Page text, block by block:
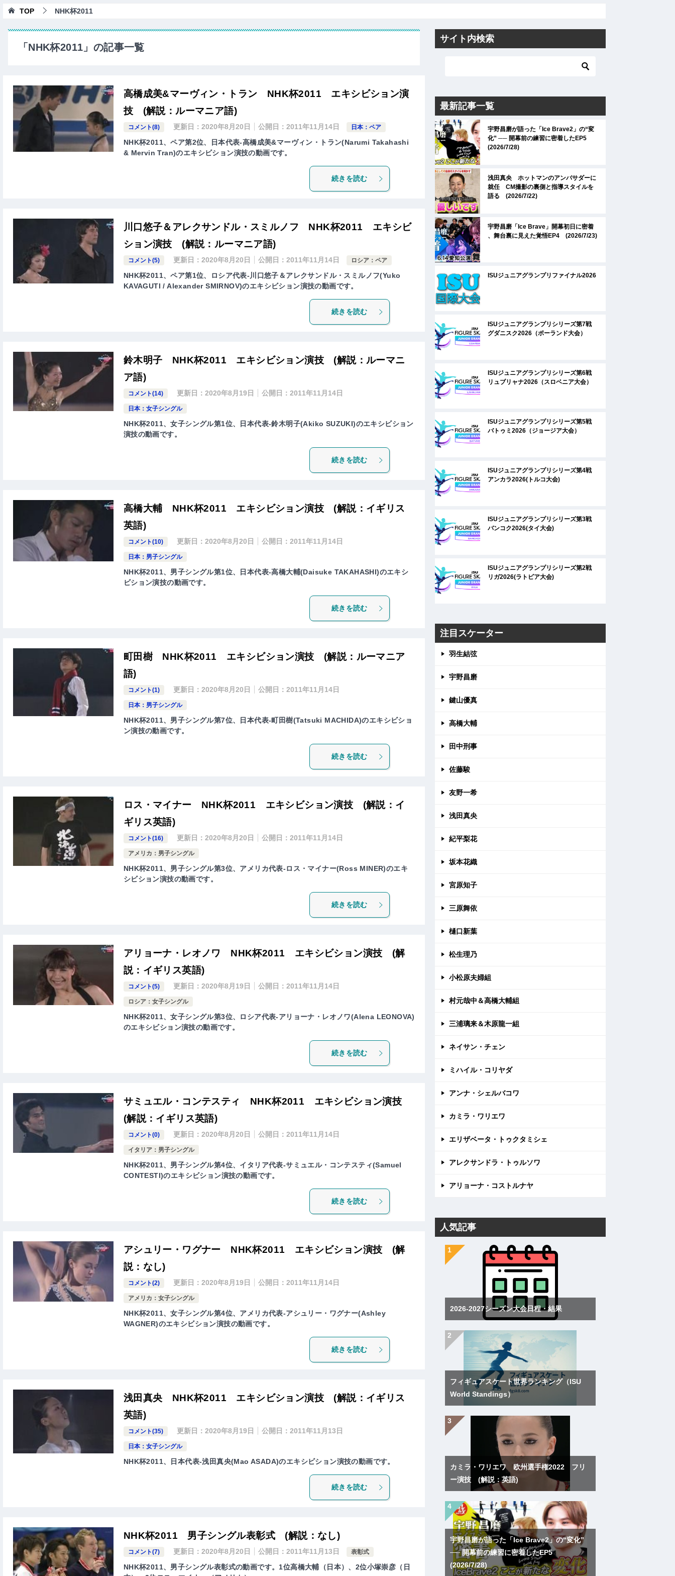
TOP NHK杯2011
「NHK杯2011」の記事一覧
高橋成美&マーヴィン・トラン NHK杯2011 エキシビション演
技 (解説：ルーマニア語)
コメント(8) 更新日：2020年8月20日 公開日：2011年11月14日 日本：ペア
NHK杯2011、ペア第2位、日本代表-高橋成美&マーヴィン・トラン(Narumi Takahashi
& Mervin Tran)のエキシビション演技の動画です。
続きを読む
川口悠子＆アレクサンドル・スミルノフ NHK杯2011 エキシビ
ション演技 (解説：ルーマニア語)
コメント(5) 更新日：2020年8月20日 公開日：2011年11月14日 ロシア：ペア
NHK杯2011、ペア第1位、ロシア代表-川口悠子＆アレクサンドル・スミルノフ(Yuko
KAVAGUTI / Alexander SMIRNOV)のエキシビション演技の動画です。
続きを読む
鈴木明子 NHK杯2011 エキシビション演技 (解説：ルーマニ
ア語)
コメント(14) 更新日：2020年8月19日 公開日：2011年11月14日
日本：女子シングル
NHK杯2011、女子シングル第1位、日本代表-鈴木明子(Akiko SUZUKI)のエキシビション
演技の動画です。
続きを読む
高橋大輔 NHK杯2011 エキシビション演技 (解説：イギリス
英語)
コメント(10) 更新日：2020年8月20日 公開日：2011年11月14日
日本：男子シングル
NHK杯2011、男子シングル第1位、日本代表-高橋大輔(Daisuke TAKAHASHI)のエキシ
ビション演技の動画です。
続きを読む
町田樹 NHK杯2011 エキシビション演技 (解説：ルーマニア
語)
コメント(1) 更新日：2020年8月20日 公開日：2011年11月14日
日本：男子シングル
NHK杯2011、男子シングル第7位、日本代表-町田樹(Tatsuki MACHIDA)のエキシビショ
ン演技の動画です。
続きを読む
ロス・マイナー NHK杯2011 エキシビション演技 (解説：イ
ギリス英語)
コメント(16) 更新日：2020年8月20日 公開日：2011年11月14日
アメリカ：男子シングル
NHK杯2011、男子シングル第3位、アメリカ代表-ロス・マイナー(Ross MINER)のエキ
シビション演技の動画です。
続きを読む
アリョーナ・レオノワ NHK杯2011 エキシビション演技 (解
説：イギリス英語)
コメント(5) 更新日：2020年8月19日 公開日：2011年11月14日
ロシア：女子シングル
NHK杯2011、女子シングル第3位、ロシア代表-アリョーナ・レオノワ(Alena LEONOVA)
のエキシビション演技の動画です。
続きを読む
サミュエル・コンテスティ NHK杯2011 エキシビション演技
(解説：イギリス英語)
コメント(0) 更新日：2020年8月20日 公開日：2011年11月14日
イタリア：男子シングル
NHK杯2011、男子シングル第4位、イタリア代表-サミュエル・コンテスティ(Samuel
CONTESTI)のエキシビション演技の動画です。
続きを読む
アシュリー・ワグナー NHK杯2011 エキシビション演技 (解
説：なし)
コメント(2) 更新日：2020年8月19日 公開日：2011年11月14日
アメリカ：女子シングル
NHK杯2011、女子シングル第4位、アメリカ代表-アシュリー・ワグナー(Ashley
WAGNER)のエキシビション演技の動画です。
続きを読む
浅田真央 NHK杯2011 エキシビション演技 (解説：イギリス
英語)
コメント(35) 更新日：2020年8月19日 公開日：2011年11月13日
日本：女子シングル
NHK杯2011、日本代表-浅田真央(Mao ASADA)のエキシビション演技の動画です。
続きを読む
NHK杯2011 男子シングル表彰式 (解説：なし)
コメント(7) 更新日：2020年8月20日 公開日：2011年11月13日 表彰式
NHK杯2011、男子シングル表彰式の動画です。1位高橋大輔（日本）、2位小塚崇彦（日
サイト内検索
最新記事一覧
宇野昌磨が語った「Ice Brave2」の“変
化” ── 開幕前の練習に密着したEP5
(2026/7/28)
浅田真央 ホットマンのアンバサダーに
就任 CM撮影の裏側と指導スタイルを
語る (2026/7/22)
宇野昌磨「Ice Brave」開幕初日に密着
、舞台裏に見えた覚悟EP4 (2026/7/23)
ISUジュニアグランプリファイナル2026
ISUジュニアグランプリシリーズ第7戦
グダニスク2026（ポーランド大会）
ISUジュニアグランプリシリーズ第6戦
リュブリャナ2026（スロベニア大会）
ISUジュニアグランプリシリーズ第5戦
バトゥミ2026（ジョージア大会）
ISUジュニアグランプリシリーズ第4戦
アンカラ2026(トルコ大会)
ISUジュニアグランプリシリーズ第3戦
バンコク2026(タイ大会)
ISUジュニアグランプリシリーズ第2戦
リガ2026(ラトビア大会)
注目スケーター
羽生結弦
宇野昌磨
鍵山優真
高橋大輔
田中刑事
佐藤駿
友野一希
浅田真央
紀平梨花
坂本花織
宮原知子
三原舞依
樋口新葉
松生理乃
小松原夫婦組
村元哉中＆高橋大輔組
三浦璃来＆木原龍一組
ネイサン・チェン
ミハイル・コリヤダ
アンナ・シェルバコワ
カミラ・ワリエワ
エリザベータ・トゥクタミシェ
アレクサンドラ・トゥルソワ
アリョーナ・コストルナヤ
人気記事
2026-2027シーズン大会日程・結果
フィギュアスケート世界ランキング（ISU
World Standings）
カミラ・ワリエワ 欧州選手権2022 フリ
ー演技 (解説：英語)
宇野昌磨が語った「Ice Brave2」の“変化”
── 開幕前の練習に密着したEP5
(2026/7/28)